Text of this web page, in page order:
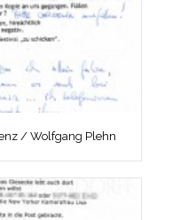
/ Wolfgang Plehn